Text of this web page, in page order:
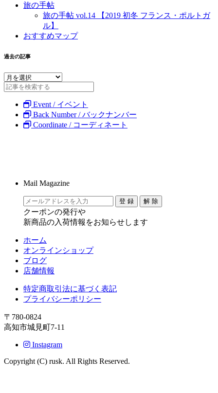
旅の手帖
旅の手帖 vol.14 【2019 初冬 フランス・ポルトガ
ル】
おすすめマップ
過去の記事
Event / イベント
Back Number / バックナンバー
Coordinate / コーディネート
Mail Magazine
クーポンの発行や
新商品の入荷情報をお知らせします
ホーム
オンラインショップ
ブログ
店舗情報
特定商取引法に基づく表記
プライバシーポリシー
〒780-0824
高知市城見町7-11
Instagram
Copyright (C) rusk. All Rights Reserved.